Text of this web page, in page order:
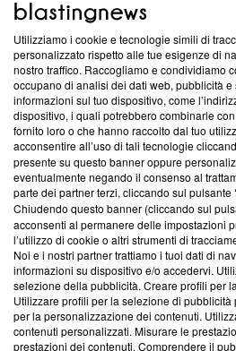
ABOUT LINEA EDITORIALE
Questa sezione offre informazioni
News, sui nostri processi editoriali e
creare news di qualità. Inoltre,
‘Trust Project - News with Integrity’
ancora membro del programma, ma
parte; Trust Project non ha ancora
conformità agli standard.
Su di noi
Team editoriale
Corporate
Redazione
Informativa Privacy
Utilizziamo i cookie e tecnologie simili di
personalizzato rispetto alle tue esigenze di
nostro traffico. Raccogliamo e condividiamo
occupano di analisi dei dati web, pubblicità
informazioni sul tuo dispositivo, come
dispositivo, i quali potrebbero combinarle
fornito loro o che hanno raccolto dal tuo
acconsentire all’uso di tali tecnologie
presente su questo banner oppure
eventualmente negando il consenso al
parte dei partner terzi, cliccando sul pulsante
Chiudendo questo banner (cliccando sul
acconsenti al permanere delle impostazioni
l’utilizzo di cookie o altri strumenti di
Noi e i nostri partner trattiamo i tuoi dati di
informazioni su dispositivo e/o accedervi.
selezione della pubblicità. Creare profili per
Utilizzare profili per la selezione di
per la personalizzazione dei contenuti.
contenuti personalizzati. Misurare le
prestazioni dei contenuti. Comprendere il